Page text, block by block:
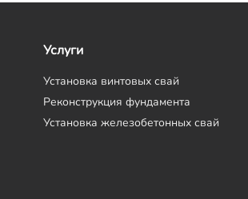
Услуги
Установка винтовых свай
Реконструкция фундамента
Установка железобетонных свай